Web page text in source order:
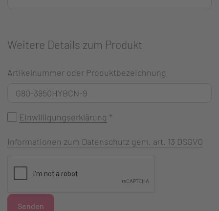
Weitere Details zum Produkt
Artikelnummer oder Produktbezeichnung
Einwilligungserklärung *
Informationen zum Datenschutz gem. art. 13 DSGVO
Senden